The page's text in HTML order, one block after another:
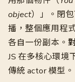
object）」。閉
播，整個應用程
各自一份副本。
JS 在多核心環境
傳統 actor 模型。